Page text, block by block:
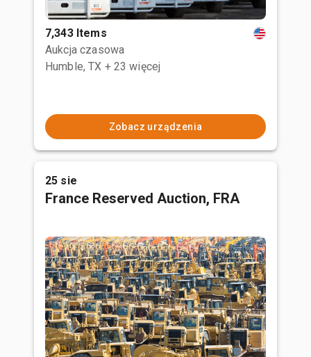
7,343 Items
Aukcja czasowa
Humble, TX + 23 więcej
Zobacz urządzenia
25 sie
France Reserved Auction, FRA